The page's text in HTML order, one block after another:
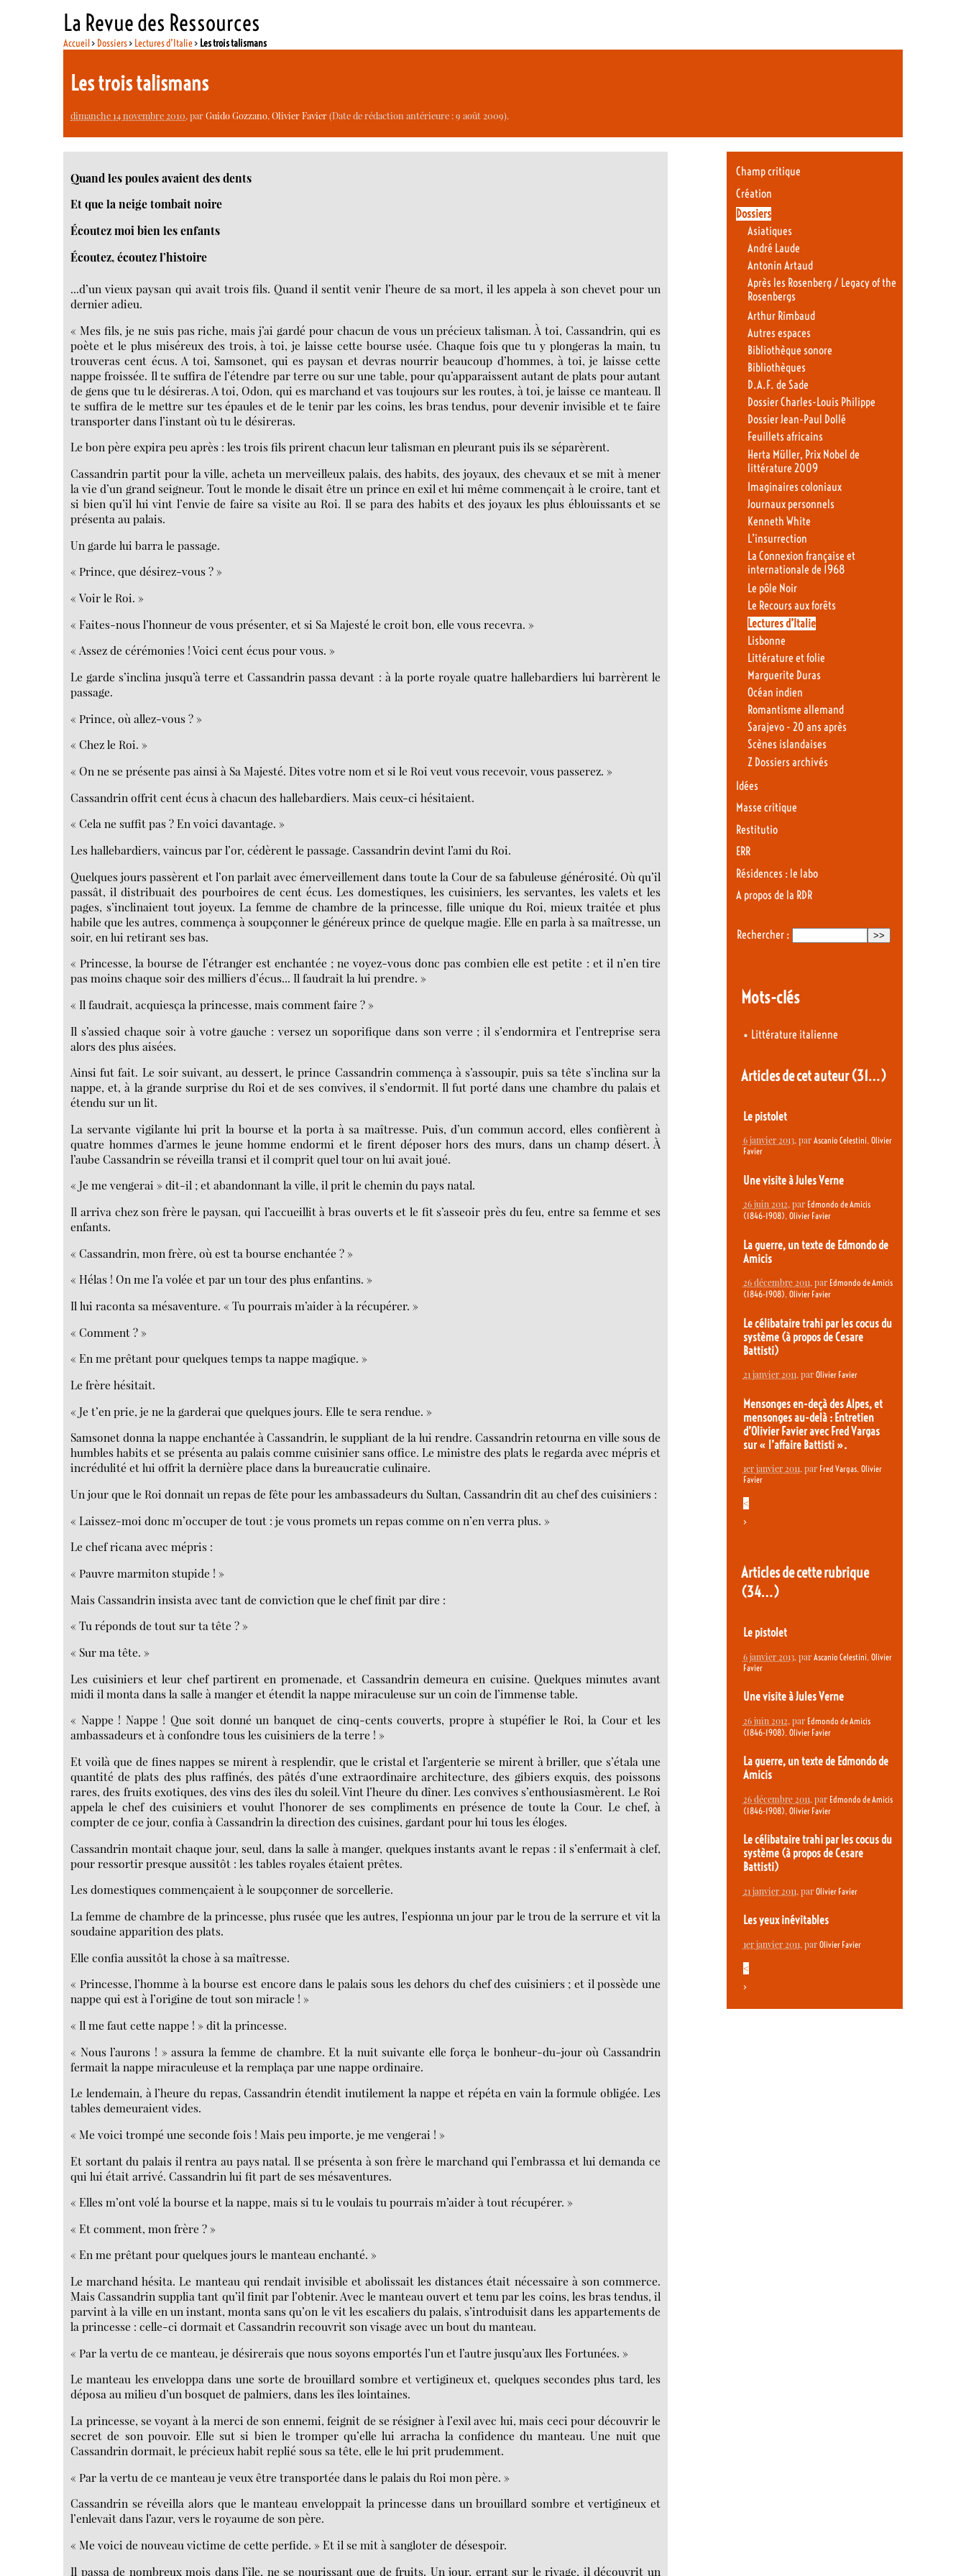
La Revue des Ressources
Accueil> Dossiers> Lectures d’Italie> Les trois talismans
Les trois talismans
dimanche 14 novembre 2010, parGuido Gozzano,Olivier Favier(Date de rédaction antérieure : 9 août 2009).
Quand les poules avaient des dents
Et que la neige tombait noire
Écoutez moi bien les enfants
Écoutez, écoutez l’histoire
...d’un vieux paysan qui avait trois fils. Quand il sentit venir l’heure de sa mort, il les appela à son chevet pour un
dernier adieu.
« Mes fils, je ne suis pas riche, mais j’ai gardé pour chacun de vous un précieux talisman. À toi, Cassandrin, qui es
poète et le plus miséreux des trois, à toi, je laisse cette bourse usée. Chaque fois que tu y plongeras la main, tu
trouveras cent écus. A toi, Samsonet, qui es paysan et devras nourrir beaucoup d’hommes, à toi, je laisse cette
nappe froissée. Il te suffira de l’étendre par terre ou sur une table, pour qu’apparaissent autant de plats pour autant
de gens que tu le désireras. A toi, Odon, qui es marchand et vas toujours sur les routes, à toi, je laisse ce manteau. Il
te suffira de le mettre sur tes épaules et de le tenir par les coins, les bras tendus, pour devenir invisible et te faire
transporter dans l’instant où tu le désireras.
Le bon père expira peu après : les trois fils prirent chacun leur talisman en pleurant puis ils se séparèrent.
Cassandrin partit pour la ville, acheta un merveilleux palais, des habits, des joyaux, des chevaux et se mit à mener
la vie d’un grand seigneur. Tout le monde le disait être un prince en exil et lui même commençait à le croire, tant et
si bien qu’il lui vint l’envie de faire sa visite au Roi. Il se para des habits et des joyaux les plus éblouissants et se
présenta au palais.
Un garde lui barra le passage.
« Prince, que désirez-vous ? »
« Voir le Roi. »
« Faites-nous l’honneur de vous présenter, et si Sa Majesté le croit bon, elle vous recevra. »
« Assez de cérémonies ! Voici cent écus pour vous. »
Le garde s’inclina jusqu’à terre et Cassandrin passa devant : à la porte royale quatre hallebardiers lui barrèrent le
passage.
« Prince, où allez-vous ? »
« Chez le Roi. »
« On ne se présente pas ainsi à Sa Majesté. Dites votre nom et si le Roi veut vous recevoir, vous passerez. »
Cassandrin offrit cent écus à chacun des hallebardiers. Mais ceux-ci hésitaient.
« Cela ne suffit pas ? En voici davantage. »
Les hallebardiers, vaincus par l’or, cédèrent le passage. Cassandrin devint l’ami du Roi.
Quelques jours passèrent et l’on parlait avec émerveillement dans toute la Cour de sa fabuleuse générosité. Où qu’il
passât, il distribuait des pourboires de cent écus. Les domestiques, les cuisiniers, les servantes, les valets et les
pages, s’inclinaient tout joyeux. La femme de chambre de la princesse, fille unique du Roi, mieux traitée et plus
habile que les autres, commença à soupçonner le généreux prince de quelque magie. Elle en parla à sa maîtresse, un
soir, en lui retirant ses bas.
« Princesse, la bourse de l’étranger est enchantée ; ne voyez-vous donc pas combien elle est petite : et il n’en tire
pas moins chaque soir des milliers d’écus... Il faudrait la lui prendre. »
« Il faudrait, acquiesça la princesse, mais comment faire ? »
Il s’assied chaque soir à votre gauche : versez un soporifique dans son verre ; il s’endormira et l’entreprise sera
alors des plus aisées.
Ainsi fut fait. Le soir suivant, au dessert, le prince Cassandrin commença à s’assoupir, puis sa tête s’inclina sur la
nappe, et, à la grande surprise du Roi et de ses convives, il s’endormit. Il fut porté dans une chambre du palais et
étendu sur un lit.
La servante vigilante lui prit la bourse et la porta à sa maîtresse. Puis, d’un commun accord, elles confièrent à
quatre hommes d’armes le jeune homme endormi et le firent déposer hors des murs, dans un champ désert. À
l’aube Cassandrin se réveilla transi et il comprit quel tour on lui avait joué.
« Je me vengerai » dit-il ; et abandonnant la ville, il prit le chemin du pays natal.
Il arriva chez son frère le paysan, qui l’accueillit à bras ouverts et le fit s’asseoir près du feu, entre sa femme et ses
enfants.
« Cassandrin, mon frère, où est ta bourse enchantée ? »
« Hélas ! On me l’a volée et par un tour des plus enfantins. »
Il lui raconta sa mésaventure. « Tu pourrais m’aider à la récupérer. »
« Comment ? »
« En me prêtant pour quelques temps ta nappe magique. »
Le frère hésitait.
« Je t’en prie, je ne la garderai que quelques jours. Elle te sera rendue. »
Samsonet donna la nappe enchantée à Cassandrin, le suppliant de la lui rendre. Cassandrin retourna en ville sous de
humbles habits et se présenta au palais comme cuisinier sans office. Le ministre des plats le regarda avec mépris et
incrédulité et lui offrit la dernière place dans la bureaucratie culinaire.
Un jour que le Roi donnait un repas de fête pour les ambassadeurs du Sultan, Cassandrin dit au chef des cuisiniers :
« Laissez-moi donc m’occuper de tout : je vous promets un repas comme on n’en verra plus. »
Le chef ricana avec mépris :
« Pauvre marmiton stupide ! »
Mais Cassandrin insista avec tant de conviction que le chef finit par dire :
« Tu réponds de tout sur ta tête ? »
« Sur ma tête. »
Les cuisiniers et leur chef partirent en promenade, et Cassandrin demeura en cuisine. Quelques minutes avant
midi il monta dans la salle à manger et étendit la nappe miraculeuse sur un coin de l’immense table.
« Nappe ! Nappe ! Que soit donné un banquet de cinq-cents couverts, propre à stupéfier le Roi, la Cour et les
ambassadeurs et à confondre tous les cuisiniers de la terre ! »
Et voilà que de fines nappes se mirent à resplendir, que le cristal et l’argenterie se mirent à briller, que s’étala une
quantité de plats des plus raffinés, des pâtés d’une extraordinaire architecture, des gibiers exquis, des poissons
rares, des fruits exotiques, des vins des îles du soleil. Vint l’heure du dîner. Les convives s’enthousiasmèrent. Le Roi
appela le chef des cuisiniers et voulut l’honorer de ses compliments en présence de toute la Cour. Le chef, à
compter de ce jour, confia à Cassandrin la direction des cuisines, gardant pour lui tous les éloges.
Cassandrin montait chaque jour, seul, dans la salle à manger, quelques instants avant le repas : il s’enfermait à clef,
pour ressortir presque aussitôt : les tables royales étaient prêtes.
Les domestiques commençaient à le soupçonner de sorcellerie.
La femme de chambre de la princesse, plus rusée que les autres, l’espionna un jour par le trou de la serrure et vit la
soudaine apparition des plats.
Elle confia aussitôt la chose à sa maîtresse.
« Princesse, l’homme à la bourse est encore dans le palais sous les dehors du chef des cuisiniers ; et il possède une
nappe qui est à l’origine de tout son miracle ! »
« Il me faut cette nappe ! » dit la princesse.
« Nous l’aurons ! » assura la femme de chambre. Et la nuit suivante elle força le bonheur-du-jour où Cassandrin
fermait la nappe miraculeuse et la remplaça par une nappe ordinaire.
Le lendemain, à l’heure du repas, Cassandrin étendit inutilement la nappe et répéta en vain la formule obligée. Les
tables demeuraient vides.
« Me voici trompé une seconde fois ! Mais peu importe, je me vengerai ! »
Et sortant du palais il rentra au pays natal. Il se présenta à son frère le marchand qui l’embrassa et lui demanda ce
qui lui était arrivé. Cassandrin lui fit part de ses mésaventures.
« Elles m’ont volé la bourse et la nappe, mais si tu le voulais tu pourrais m’aider à tout récupérer. »
« Et comment, mon frère ? »
« En me prêtant pour quelques jours le manteau enchanté. »
Le marchand hésita. Le manteau qui rendait invisible et abolissait les distances était nécessaire à son commerce.
Mais Cassandrin supplia tant qu’il finit par l’obtenir. Avec le manteau ouvert et tenu par les coins, les bras tendus, il
parvint à la ville en un instant, monta sans qu’on le vit les escaliers du palais, s’introduisit dans les appartements de
la princesse : celle-ci dormait et Cassandrin recouvrit son visage avec un bout du manteau.
« Par la vertu de ce manteau, je désirerais que nous soyons emportés l’un et l’autre jusqu’aux Iles Fortunées. »
Le manteau les enveloppa dans une sorte de brouillard sombre et vertigineux et, quelques secondes plus tard, les
déposa au milieu d’un bosquet de palmiers, dans les îles lointaines.
La princesse, se voyant à la merci de son ennemi, feignit de se résigner à l’exil avec lui, mais ceci pour découvrir le
secret de son pouvoir. Elle sut si bien le tromper qu’elle lui arracha la confidence du manteau. Une nuit que
Cassandrin dormait, le précieux habit replié sous sa tête, elle le lui prit prudemment.
« Par la vertu de ce manteau je veux être transportée dans le palais du Roi mon père. »
Cassandrin se réveilla alors que le manteau enveloppait la princesse dans un brouillard sombre et vertigineux et
l’enlevait dans l’azur, vers le royaume de son père.
« Me voici de nouveau victime de cette perfide. » Et il se mit à sangloter de désespoir.
Il passa de nombreux mois dans l’île, ne se nourissant que de fruits. Un jour, errant sur le rivage, il découvrit un
Champ critique
Création
Dossiers
Asiatiques
André Laude
Antonin Artaud
Après les Rosenberg / Legacy of the
Rosenbergs
Arthur Rimbaud
Autres espaces
Bibliothèque sonore
Bibliothèques
D.A.F. de Sade
Dossier Charles-Louis Philippe
Dossier Jean-Paul Dollé
Feuillets africains
Herta Müller, Prix Nobel de
littérature 2009
Imaginaires coloniaux
Journaux personnels
Kenneth White
L’insurrection
La Connexion française et
internationale de 1968
Le pôle Noir
Le Recours aux forêts
Lectures d’Italie
Lisbonne
Littérature et folie
Marguerite Duras
Océan indien
Romantisme allemand
Sarajevo - 20 ans après
Scènes islandaises
Z Dossiers archivés
Idées
Masse critique
Restitutio
ERR
Résidences : le labo
A propos de la RDR
Rechercher :
Mots-clés
• Littérature italienne
Articles de cet auteur(31…)
Le pistolet
6 janvier 2013, par Ascanio Celestini, Olivier
Favier
Une visite à Jules Verne
26 juin 2012, par Edmondo de Amicis
(1846-1908), Olivier Favier
La guerre, un texte de Edmondo de
Amicis
26 décembre 2011, par Edmondo de Amicis
(1846-1908), Olivier Favier
Le célibataire trahi par les cocus du
système (à propos de Cesare
Battisti)
21 janvier 2011, par Olivier Favier
Mensonges en-deçà des Alpes, et
mensonges au-delà : Entretien
d’Olivier Favier avec Fred Vargas
sur « l’affaire Battisti ».
1er janvier 2011, par Fred Vargas, Olivier
Favier
<
>
Articles de cette rubrique
(34…)
Le pistolet
6 janvier 2013, par Ascanio Celestini, Olivier
Favier
Une visite à Jules Verne
26 juin 2012, par Edmondo de Amicis
(1846-1908), Olivier Favier
La guerre, un texte de Edmondo de
Amicis
26 décembre 2011, par Edmondo de Amicis
(1846-1908), Olivier Favier
Le célibataire trahi par les cocus du
système (à propos de Cesare
Battisti)
21 janvier 2011, par Olivier Favier
Les yeux inévitables
1er janvier 2011, par Olivier Favier
<
>